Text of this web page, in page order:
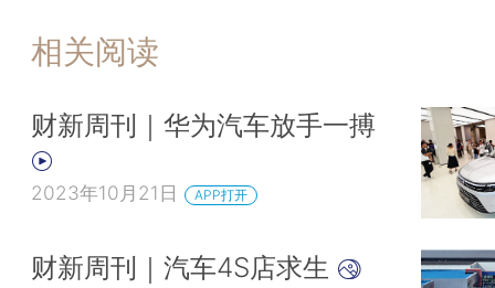
相关阅读
财新周刊｜华为汽车放手一搏
2023年10月21日 APP打开
财新周刊｜汽车4S店求生